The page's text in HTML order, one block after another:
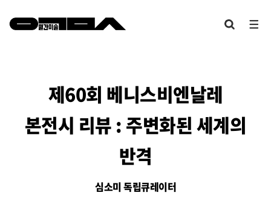
제60회 베니스비엔날레
본전시 리뷰 : 주변화된 세계의
반격
심소미 독립큐레이터